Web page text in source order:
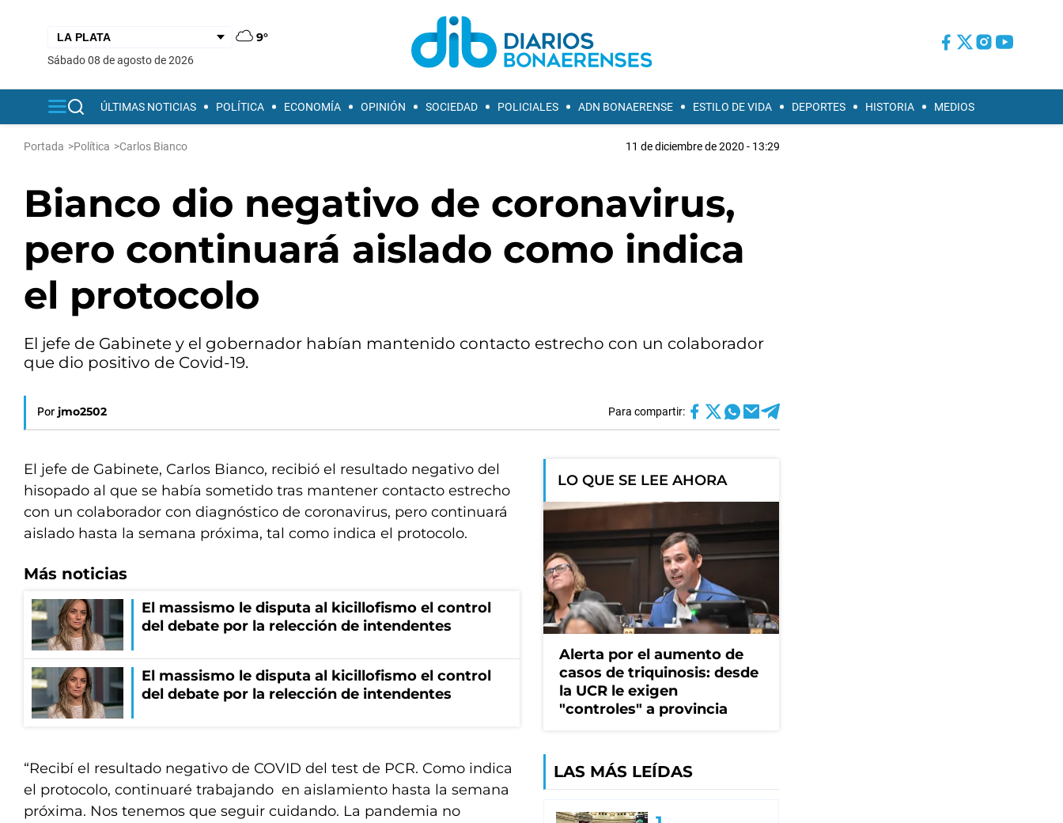
9°
sábado 08 de agosto de 2026
ÚLTIMAS NOTICIAS POLÍTICA ECONOMÍA OPINIÓN SOCIEDAD POLICIALES ADN BONAERENSE ESTILO DE VIDA DEPORTES HISTORIA MEDIOS
Portada >Política >Carlos Bianco 11 de diciembre de 2020 - 13:29
Bianco dio negativo de coronavirus,
pero continuará aislado como indica
el protocolo
El jefe de Gabinete y el gobernador habían mantenido contacto estrecho con un colaborador
que dio positivo de Covid-19.
Por jmo2502 Para compartir:
El jefe de Gabinete, Carlos Bianco, recibió el resultado negativo del
hisopado al que se había sometido tras mantener contacto estrecho
con un colaborador con diagnóstico de coronavirus, pero continuará
aislado hasta la semana próxima, tal como indica el protocolo.
Más noticias
El massismo le disputa al kicillofismo el control
del debate por la relección de intendentes
El massismo le disputa al kicillofismo el control
del debate por la relección de intendentes
“Recibí el resultado negativo de COVID del test de PCR. Como indica
el protocolo, continuaré trabajando en aislamiento hasta la semana
próxima. Nos tenemos que seguir cuidando. La pandemia no
LO QUE SE LEE AHORA
Alerta por el aumento de
casos de triquinosis: desde
la UCR le exigen
"controles" a provincia
LAS MÁS LEÍDAS